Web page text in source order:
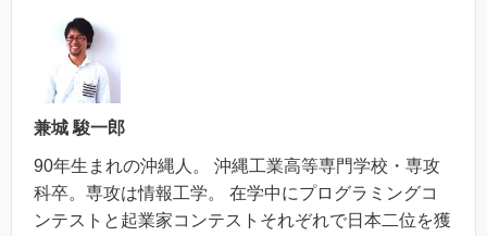
兼城 駿一郎
90年生まれの沖縄人。 沖縄工業高等専門学校・専攻
科卒。専攻は情報工学。 在学中にプログラミングコ
ンテストと起業家コンテストそれぞれで日本二位を獲